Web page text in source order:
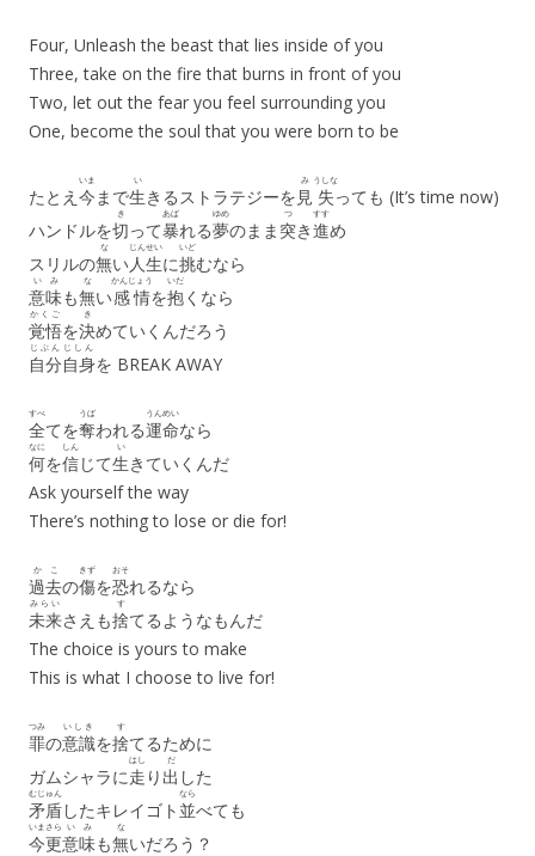
Four, Unleash the beast that lies inside of you
Three, take on the fire that burns in front of you
Two, let out the fear you feel surrounding you
One, become the soul that you were born to be
たとえ 今
いま
まで生
い
きるストラテジーを 見
み
失
うしな
っても (It’s time now)
ハンドルを切
き
って暴
あば
れる夢
ゆめ
のまま 突
つ
き進
すす
め
スリルの無
な
い人生
じんせい
に挑
いど
むなら
意味
いみ
も無
な
い感情
かんじょう
を抱
いだ
くなら
覚悟
かくご
を決
き
めていくんだろう
自分
じぶん
自身
じしん
を BREAK AWAY
全
すべ
てを奪
うば
われる運命
うんめい
なら
何
なに
を信
しん
じて生
い
きていくんだ
Ask yourself the way
There’s nothing to lose or die for!
過去
かこ
の傷
きず
を恐
おそ
れるなら
未来
みらい
さえも捨
す
てるようなもんだ
The choice is yours to make
This is what I choose to live for!
罪
つみ
の意識
いしき
を捨
す
てるために
ガムシャラに走
はし
り 出
だ
した
矛盾
むじゅん
したキレイゴト 並
なら
べても
今更
いまさら
意味
いみ
も無
な
いだろう？